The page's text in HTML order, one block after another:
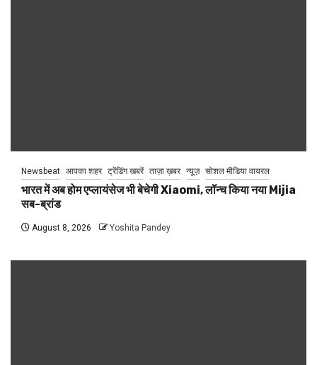
Newsbeat आपका शहर ट्रेंडिंग खबरें ताज़ा ख़बर न्यूज़ सोशल मीडिया वायरल
भारत में अब होम एप्लायंसेज भी बेचेगी Xiaomi, लॉन्च किया नया Mijia
सब-ब्रांड
August 8, 2026 Yoshita Pandey